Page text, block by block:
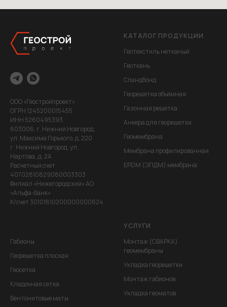
ООО «Геостройпроект»
ОГРН 1245200015455
ИНН 5260495393
603006, г. Нижний Новгород,
ул. Максима Горького, д. 220
г. Нижний Новгород, ул.
Нартова,,д. 2А
Расчетный счет
40702810829080003303
Филиал «Нижегородский» АО
«Альфа-банк»
К/счет 30101810200000000824
КАТАЛОГ ПРОДУКЦИИ
Геотекстиль нетканый
Геоткань
Спандбонд
Георешетка объёмная
Газонная решетка
Анкера для георешетки
Геомембрана
Мембрана профилированная
EPDM (ЭПДМ) мембрана
Габионы
Георешетка плоская
Геосетка
Кладочная сетка
Бентонитовые маты
УСЛУГИ
Монтаж (СВАРКА)
геомембраны
Укладка георешетки
Монтаж габионов
Укладка геоматов